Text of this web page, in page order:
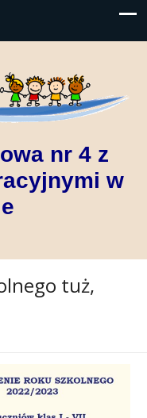
nr 4 z
w
tuż,